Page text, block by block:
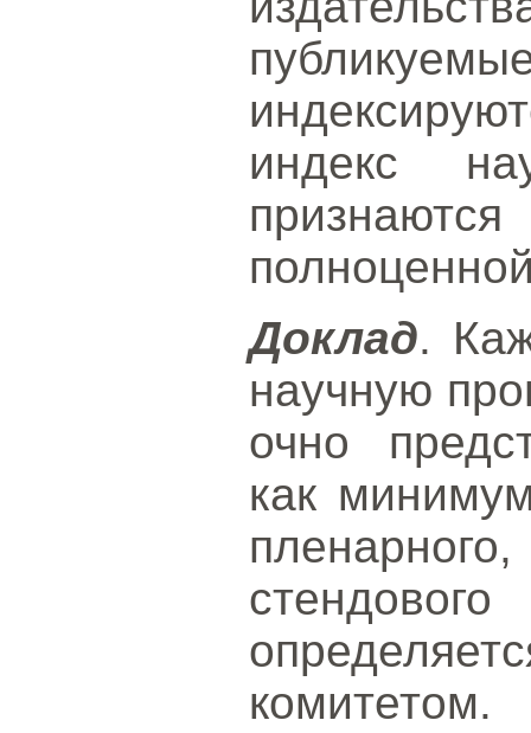
индекс
Доклад.
научную
очно
как